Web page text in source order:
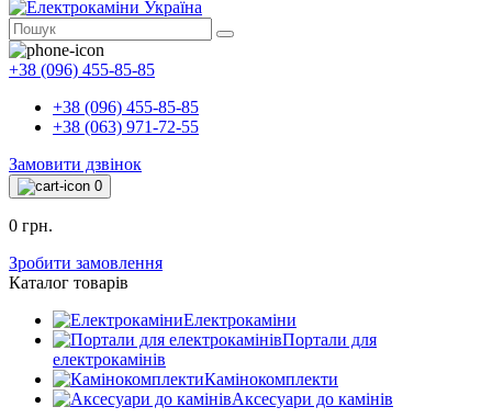
+38 (096) 455-85-85
+38 (096) 455-85-85
+38 (063) 971-72-55
Замовити дзвінок
0
0 грн.
Зробити замовлення
Каталог товарів
Електрокаміни
Портали для
електрокамінів
Камінокомплекти
Аксесуари до камінів